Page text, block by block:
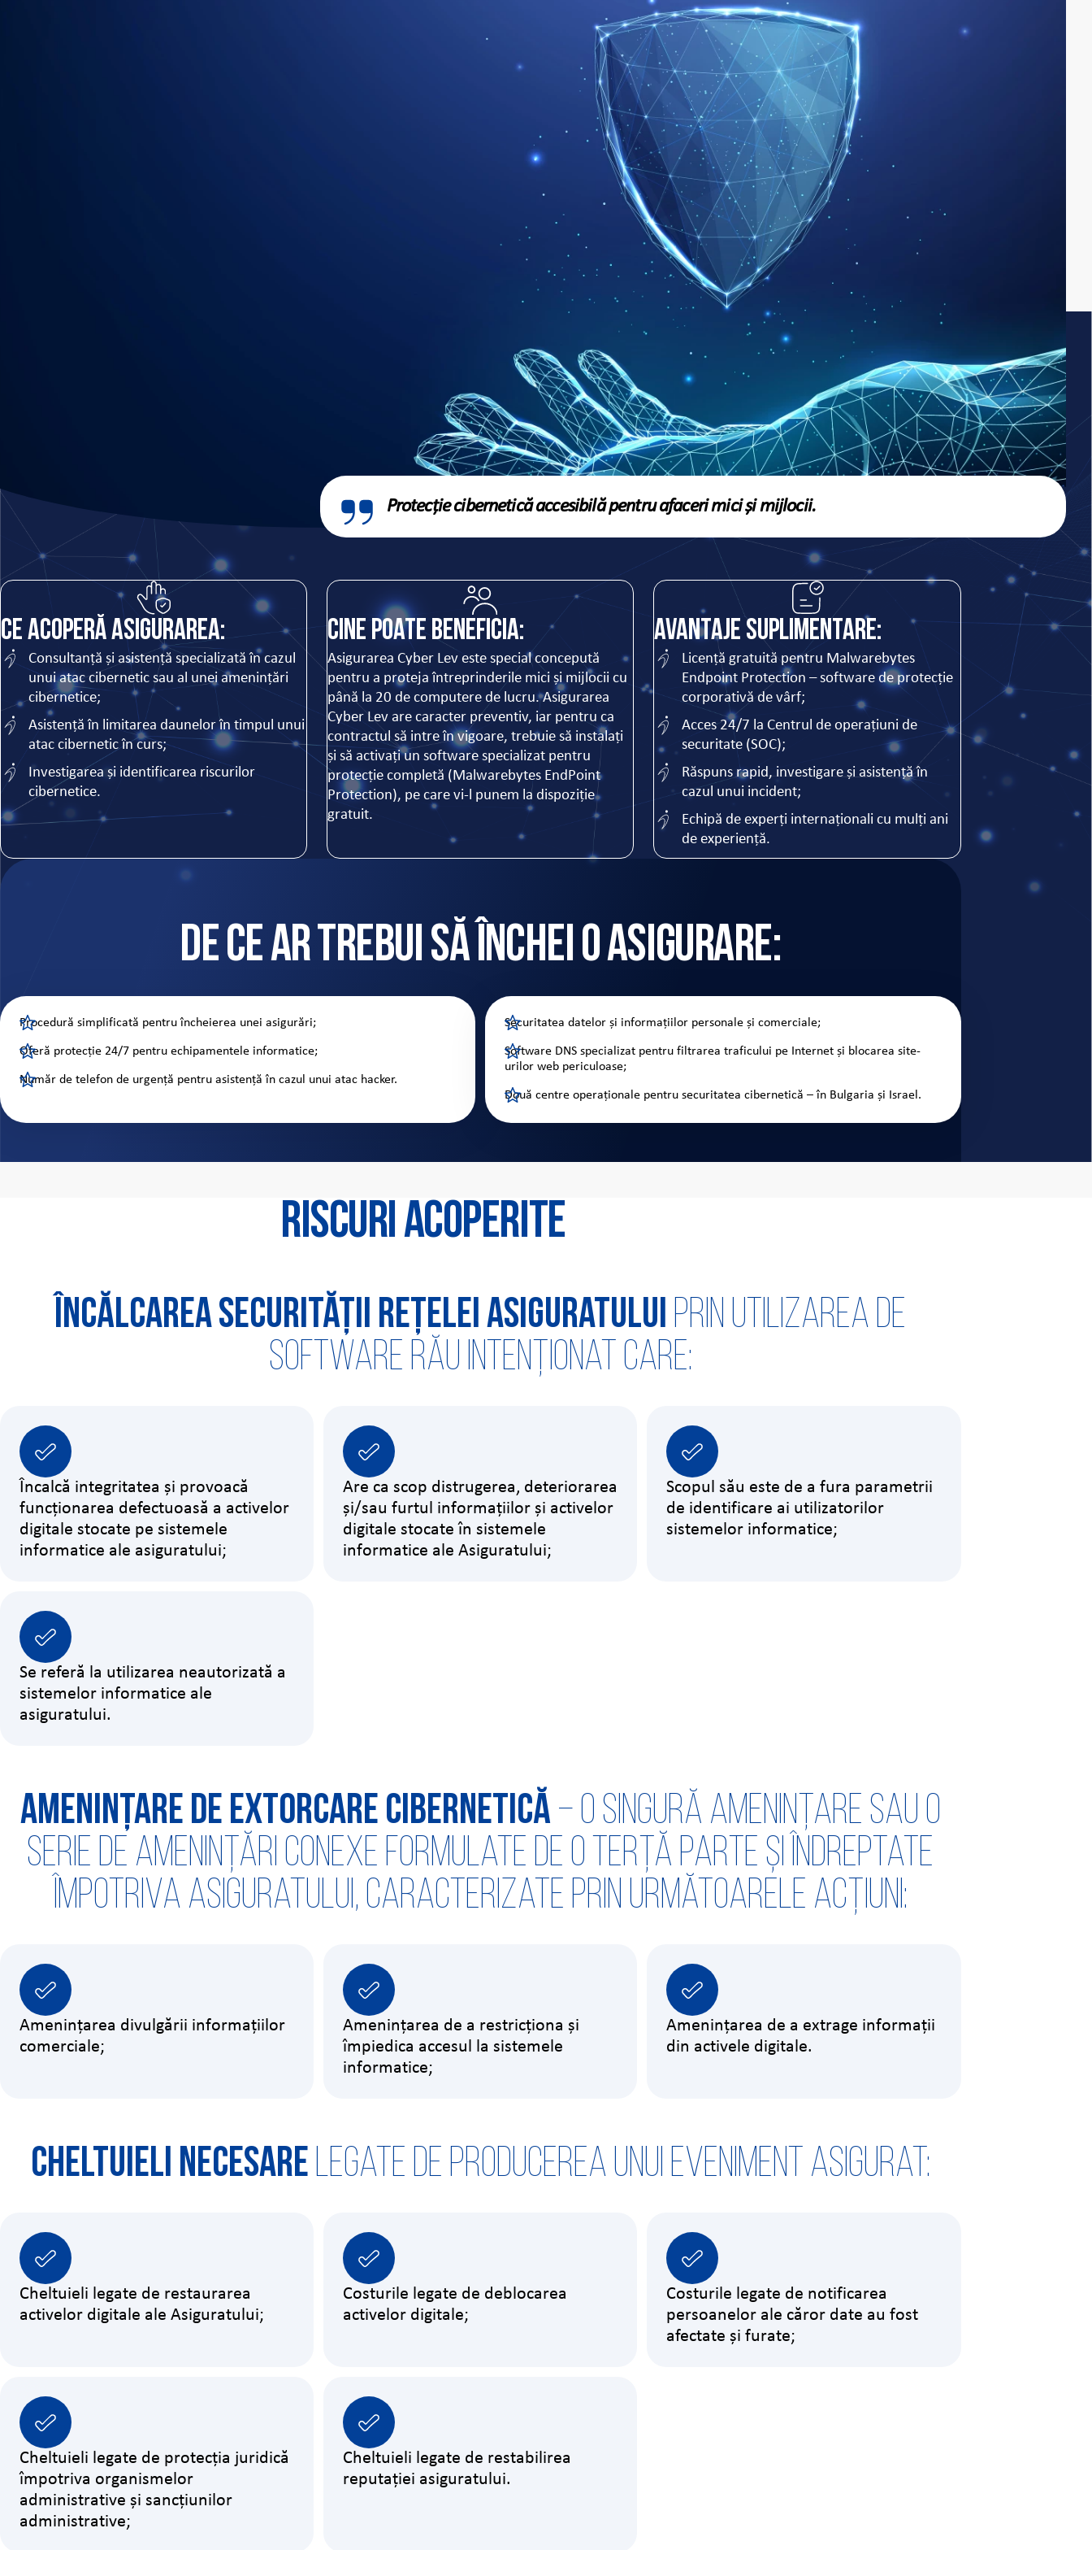
Protecție cibernetică accesibilă pentru afaceri mici și mijlocii.
Ce acoperă asigurarea:
Consultanță și asistență specializată în cazul
unui atac cibernetic sau al unei amenințări
cibernetice;
Asistență în limitarea daunelor în timpul unui
atac cibernetic în curs;
Investigarea și identificarea riscurilor
cibernetice.
Cine poate beneficia:
Asigurarea Cyber Lev este special concepută
pentru a proteja întreprinderile mici și mijlocii cu
până la 20 de computere de lucru. Asigurarea
Cyber Lev are caracter preventiv, iar pentru ca
contractul să intre în vigoare, trebuie să instalați
și să activați un software specializat pentru
protecție completă (Malwarebytes EndPoint
Protection), pe care vi-l punem la dispoziție
gratuit.
Avantaje suplimentare:
Licență gratuită pentru Malwarebytes
Endpoint Protection – software de protecție
corporativă de vârf;
Acces 24/7 la Centrul de operațiuni de
securitate (SOC);
Răspuns rapid, investigare și asistență în
cazul unui incident;
Echipă de experți internaționali cu mulți ani
de experiență.
De ce ar trebui să închei o asigurare:
Procedură simplificată pentru încheierea unei asigurări;
Oferă protecție 24/7 pentru echipamentele informatice;
Număr de telefon de urgență pentru asistență în cazul unui atac hacker.
Securitatea datelor și informațiilor personale și comerciale;
Software DNS specializat pentru filtrarea traficului pe Internet și blocarea site-
urilor web periculoase;
Două centre operaționale pentru securitatea cibernetică – în Bulgaria și Israel.
Riscuri acoperite
Încălcarea securității rețelei asiguratului prin utilizarea de
software rău intenționat care:
Încalcă integritatea și provoacă
funcționarea defectuoasă a activelor
digitale stocate pe sistemele
informatice ale asiguratului;
Are ca scop distrugerea, deteriorarea
și/sau furtul informațiilor și activelor
digitale stocate în sistemele
informatice ale Asiguratului;
Scopul său este de a fura parametrii
de identificare ai utilizatorilor
sistemelor informatice;
Se referă la utilizarea neautorizată a
sistemelor informatice ale
asiguratului.
Amenințare de extorcare cibernetică– o singură amenințare sau o
serie de amenințări conexe formulate de o terță parte și îndreptate
împotriva Asiguratului, caracterizate prin următoarele acțiuni:
Amenințarea divulgării informațiilor
comerciale;
Amenințarea de a restricționa și
împiedica accesul la sistemele
informatice;
Amenințarea de a extrage informații
din activele digitale.
Cheltuieli necesarelegate de producerea unui eveniment asigurat:
Cheltuieli legate de restaurarea
activelor digitale ale Asiguratului;
Costurile legate de deblocarea
activelor digitale;
Costurile legate de notificarea
persoanelor ale căror date au fost
afectate și furate;
Cheltuieli legate de protecția juridică
împotriva organismelor
administrative și sancțiunilor
administrative;
Cheltuieli legate de restabilirea
reputației asiguratului.